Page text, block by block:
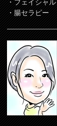
・フェイシャル
・腸セラピー